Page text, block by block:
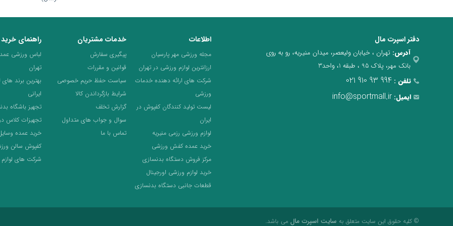
دفتر اسپرت مال
آدرس: تهران ، خیابان ولیعصر، میدان منیریه، رو به روی
بانک مهر، پلاک 95 ، طبقه 1، واحد3
تلفن : 021 910 93 994
ایمیل: info@sportmall.ir
اطلاعات
مجله ورزشی مهر پارسیان
ارزانترین لوازم ورزشی در تهران
شرکت های ارائه دهنده خدمات
ورزشی
لیست تولید کنندگان کفپوش در
ایران
لوازم ورزشی رزمی منیریه
خرید عمده کفش ورزشی
مرکز فروش دستگاه بدنسازی
خرید لوازم ورزشی اورجینال
قطعات جانبی دستگاه بدنسازی
خدمات مشتریان
پیگیری سفارش
قوانین و مقررات
سیاست حفظ حریم خصوصی
شرایط بازگرداندن کالا
گزارش تخلف
سوال و جواب های متداول
تماس با ما
راهنمای خرید
لباس ورزشی
تهران
بهترین برند
ایرانی
تجهیز باشگاه
تجهیزات کلاس
خرید عمده
کفپوش سالن
شرکت های لوازم
© کلیه حقوق این سایت متعلق به سایت اسپرت مال می باشد.